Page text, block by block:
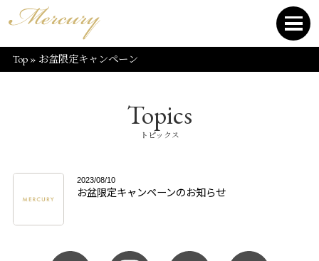
Top» お盆限定キャンペーン
Topics
トピックス
2023/08/10
お盆限定キャンペーンのお知らせ